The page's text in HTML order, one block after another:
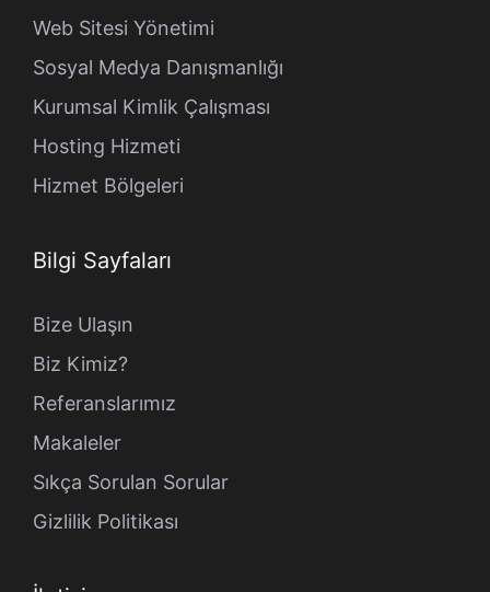
Web Sitesi Yönetimi
Sosyal Medya Danışmanlığı
Kurumsal Kimlik Çalışması
Hosting Hizmeti
Hizmet Bölgeleri
Bilgi Sayfaları
Bize Ulaşın
Biz Kimiz?
Referanslarımız
Makaleler
Sıkça Sorulan Sorular
Gizlilik Politikası